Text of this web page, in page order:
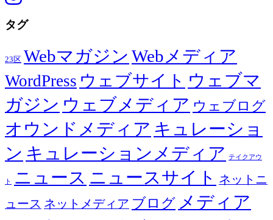
タグ
23区 Webマガジン Webメディア
WordPress ウェブサイト ウェブマ
ガジン ウェブメディア ウェブログ
オウンドメディア キュレーショ
ン キュレーションメディア テイクアウ
ト ニュース ニュースサイト ネットニ
ュース ネットメディア ブログ メディア